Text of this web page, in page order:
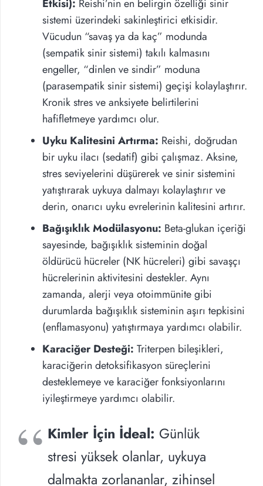
Etkisi): Reishi’nin en belirgin özelliği sinir
sistemi üzerindeki sakinleştirici etkisidir.
Vücudun “savaş ya da kaç” modunda
(sempatik sinir sistemi) takılı kalmasını
engeller, “dinlen ve sindir” moduna
(parasempatik sinir sistemi) geçişi kolaylaştırır.
Kronik stres ve anksiyete belirtilerini
hafifletmeye yardımcı olur.
Uyku Kalitesini Artırma: Reishi, doğrudan
bir uyku ilacı (sedatif) gibi çalışmaz. Aksine,
stres seviyelerini düşürerek ve sinir sistemini
yatıştırarak uykuya dalmayı kolaylaştırır ve
derin, onarıcı uyku evrelerinin kalitesini artırır.
Bağışıklık Modülasyonu: Beta-glukan içeriği
sayesinde, bağışıklık sisteminin doğal
öldürücü hücreler (NK hücreleri) gibi savaşçı
hücrelerinin aktivitesini destekler. Aynı
zamanda, alerji veya otoimmünite gibi
durumlarda bağışıklık sisteminin aşırı tepkisini
(enflamasyonu) yatıştırmaya yardımcı olabilir.
Karaciğer Desteği: Triterpen bileşikleri,
karaciğerin detoksifikasyon süreçlerini
desteklemeye ve karaciğer fonksiyonlarını
iyileştirmeye yardımcı olabilir.
Kimler İçin İdeal: Günlük
stresi yüksek olanlar, uykuya
dalmakta zorlananlar, zihinsel